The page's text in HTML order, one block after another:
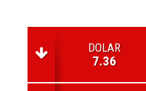
DOLAR
7.36